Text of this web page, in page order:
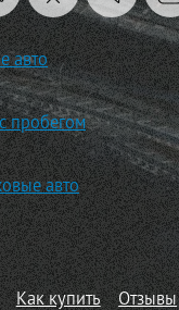
авто
пробегом
авто
Как купить Отзывы